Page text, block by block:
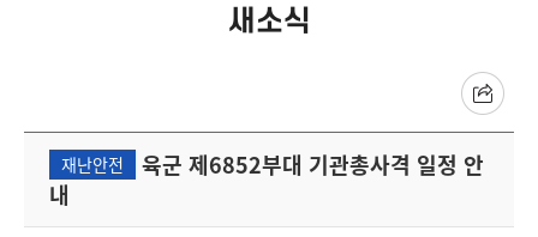
새소식
재난안전
육군 제6852부대 기관총사격 일정 안
내